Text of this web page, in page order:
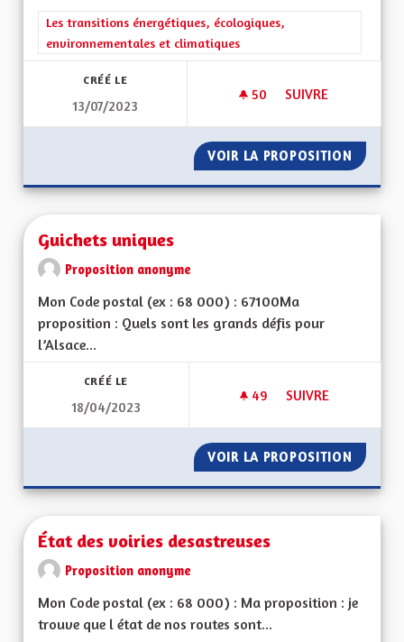
Filtrer les résultats de la catégorie : Les transitions
Les transitions énergétiques, écologiques,
environnementales et climatiques
CRÉÉ LE
13/07/2023
50 50 ABONNÉS
SUIVRE
VOIR LA PROPOSITION
Guichets uniques
Proposition anonyme
Mon Code postal (ex : 68 000) : 67100Ma
proposition : Quels sont les grands défis pour
l’Alsace...
CRÉÉ LE
18/04/2023
49 49 ABONNÉS
SUIVRE
VOIR LA PROPOSITION
État des voiries desastreuses
Proposition anonyme
Mon Code postal (ex : 68 000) : Ma proposition : je
trouve que l état de nos routes sont...